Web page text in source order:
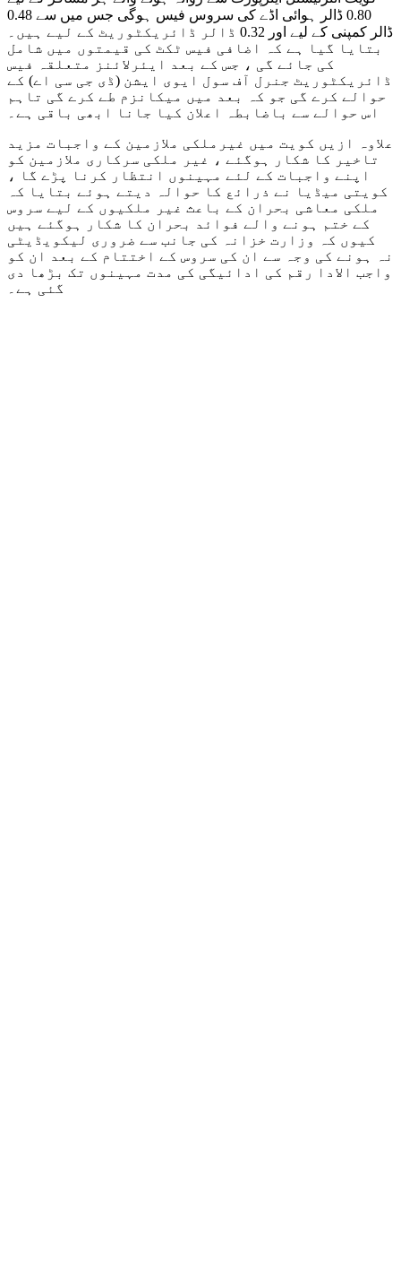
0.80 ڈالر ہوائی اڈے کی سروس فیس ہوگی جس میں سے 0.48
ڈالر کمپنی کے لیے اور 0.32 ڈالر ڈائریکٹوریٹ کے لیے ہیں۔
بتایا گیا ہے کہ اضافی فیس ٹکٹ کی قیمتوں میں شامل
کی جائے گی ، جس کے بعد ایئرلائنز متعلقہ فیس
ڈائریکٹوریٹ جنرل آف سول ایوی ایشن (ڈی جی سی اے) کے
حوالے کرے گی جو کہ بعد میں میکانزم طے کرے گی تاہم
اس حوالے سے باضابطہ اعلان کیا جانا ابھی باقی ہے۔
علاوہ ازیں کویت میں غیرملکی ملازمین کے واجبات مزید
تاخیر کا شکار ہوگئے ، غیر ملکی سرکاری ملازمین کو
اپنے واجبات کے لئے مہینوں انتظار کرنا پڑے گا ،
کویتی میڈیا نے ذرائع کا حوالہ دیتے ہوئے بتایا کہ
ملکی معاشی بحران کے باعث غیر ملکیوں کے لیے سروس
کے ختم ہونے والے فوائد بحران کا شکار ہوگئے ہیں
کیوں کہ وزارت خزانہ کی جانب سے ضروری لیکویڈیٹی
نہ ہونے کی وجہ سے ان کی سروس کے اختتام کے بعد ان کو
واجب الادا رقم کی ادائیگی کی مدت مہینوں تک بڑھا دی
گئی ہے۔